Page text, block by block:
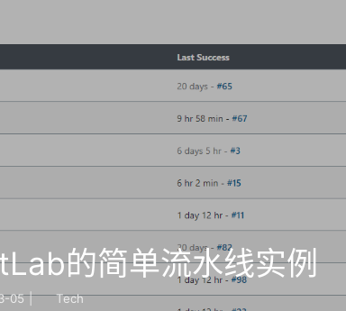
的简单流水线实例
05 |
Tech